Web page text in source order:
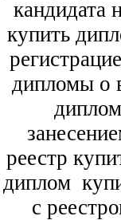
кандидата
купить
дипломы о
реестр
диплом
с